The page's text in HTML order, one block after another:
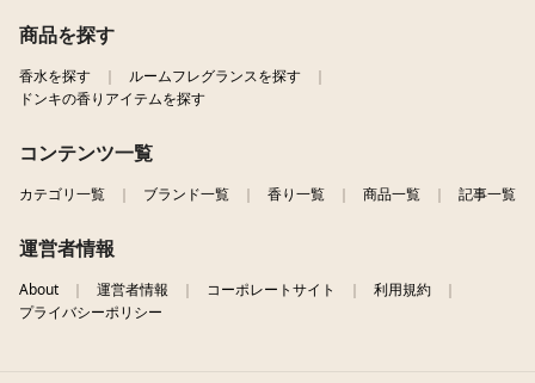
商品を探す
香水を探す
ルームフレグランスを探す
ドンキの香りアイテムを探す
コンテンツ一覧
カテゴリ一覧 ブランド一覧 香り一覧 商品一覧 記事一覧
運営者情報
About 運営者情報 コーポレートサイト
利用規約
プライバシーポリシー